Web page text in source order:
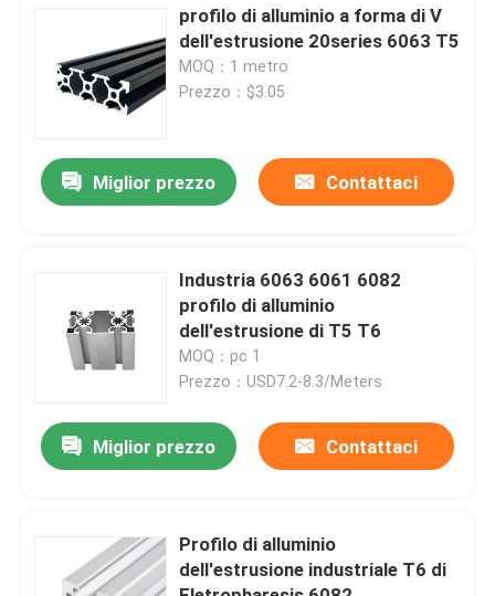
Circa noi
Giro della fabbrica
Contattici
Richieda una citazione
Profilo di alluminio industriale
V profilo di alluminio della scanalatura
profilo di alluminio a forma di V
dell'estrusione 20series 6063 T5
MOQ：1 metro
Prezzo：$3.05
Miglior prezzo Contattaci
Industria 6063 6061 6082
profilo di alluminio
dell'estrusione di T5 T6
MOQ：pc 1
Prezzo：USD7.2-8.3/Meters
Miglior prezzo Contattaci
Profilo di alluminio
dell'estrusione industriale T6 di